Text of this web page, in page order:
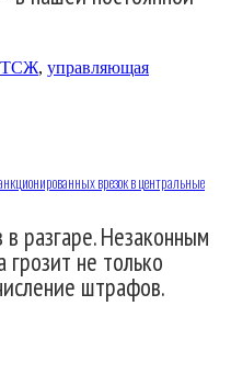
ТСЖ, управляющая
врезок в центральные
разгаре. Незаконным
не только
штрафов.